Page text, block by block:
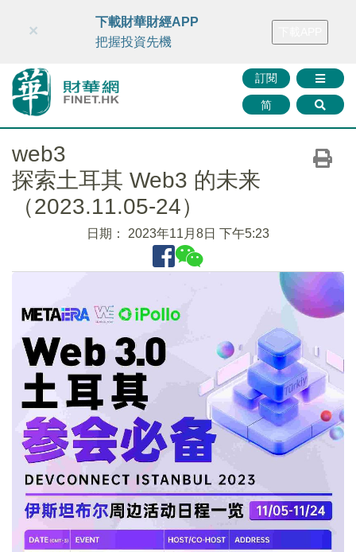
財華智庫網 FINTV FINMETA 財華證券 媒體矩陣
訂閱
简
×
下載財華財經APP
把握投資先機
web3
探索土耳其 Web3 的未来
（2023.11.05-24）
日期： 2023年11月8日 下午5:23